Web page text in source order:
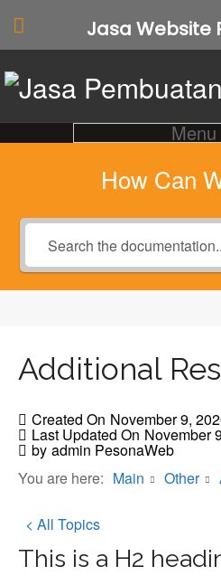
Menu
How Can
Additional
Created On November 9,
Last Updated On November
by admin PesonaWeb
You are here: Main Other
< All Topics
This is a H2
Jasa Website